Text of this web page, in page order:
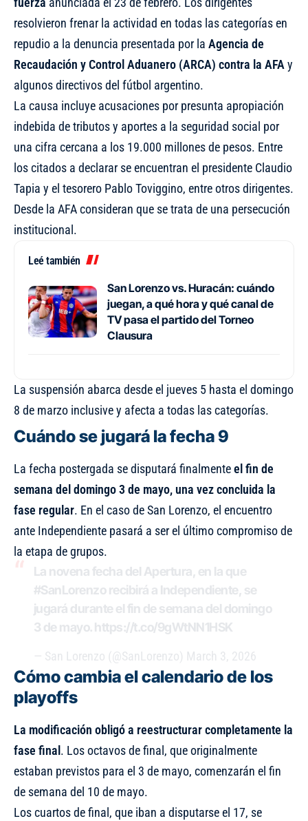
resolvieron frenar la actividad en todas las categorías en
repudio a la denuncia presentada por la Agencia de
Recaudación y Control Aduanero (ARCA) contra la AFA y
algunos directivos del fútbol argentino.
La causa incluye acusaciones por presunta apropiación
indebida de tributos y aportes a la seguridad social por
una cifra cercana a los 19.000 millones de pesos. Entre
los citados a declarar se encuentran el presidente Claudio
Tapia y el tesorero Pablo Toviggino, entre otros dirigentes.
Desde la AFA consideran que se trata de una persecución
institucional.
Leé también
San Lorenzo vs. Huracán: cuándo
juegan, a qué hora y qué canal de
TV pasa el partido del Torneo
Clausura
La suspensión abarca desde el jueves 5 hasta el domingo
8 de marzo inclusive y afecta a todas las categorías.
Cuándo se jugará la fecha 9
La fecha postergada se disputará finalmenteel fin de
semana del domingo 3 de mayo, una vez concluida la
fase regular. En el caso de San Lorenzo, el encuentro
ante Independiente pasará a ser el último compromiso de
la etapa de grupos.
La novena fecha del Apertura, en la que
#SanLorenzorecibirá a Independiente, se
jugará durante el fin de semana del domingo
3 de mayo.https://t.co/9gWtNN1HSK
— San Lorenzo (@SanLorenzo) March 3, 2026
Cómo cambia el calendario de los
playoffs
La modificación obligó a reestructurar completamente la
fase final . Los octavos de final, que originalmente
estaban previstos para el 3 de mayo, comenzarán el fin
de semana del 10 de mayo.
Los cuartos de final, que iban a disputarse el 17, se